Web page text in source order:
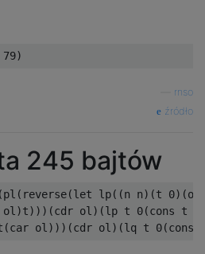
rnso
źródło
245 bajtów
lp((n n)(t
ol)t)))(cdr ol)(lp t 0(cons t